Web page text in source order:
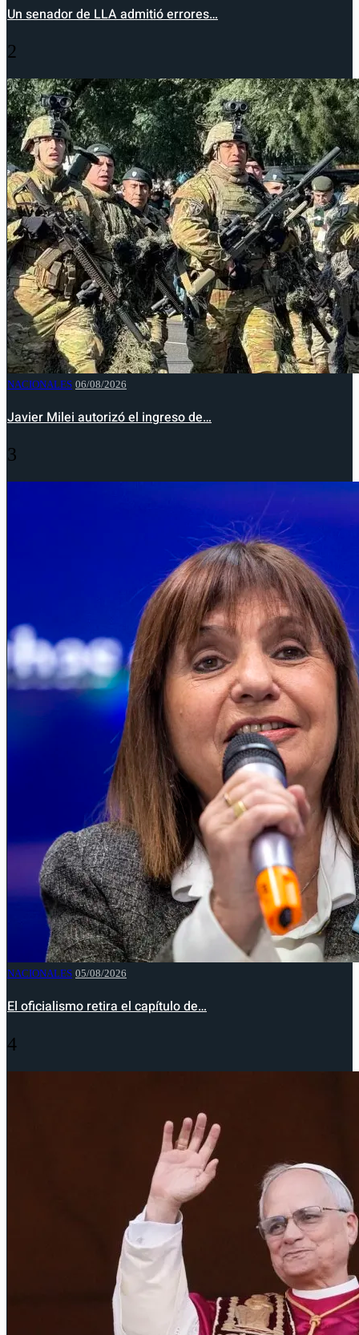
Un senador de LLA admitió errores…
2
NACIONALES 06/08/2026
Javier Milei autorizó el ingreso de…
3
NACIONALES 05/08/2026
El oficialismo retira el capítulo de…
4